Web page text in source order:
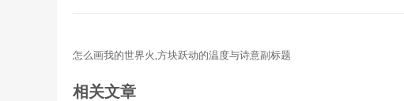
怎么画我的世界火,方块跃动的温度与诗意副标题
相关文章